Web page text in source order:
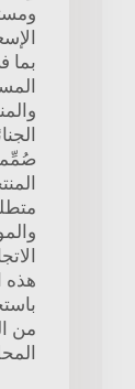
بما
هذه
من